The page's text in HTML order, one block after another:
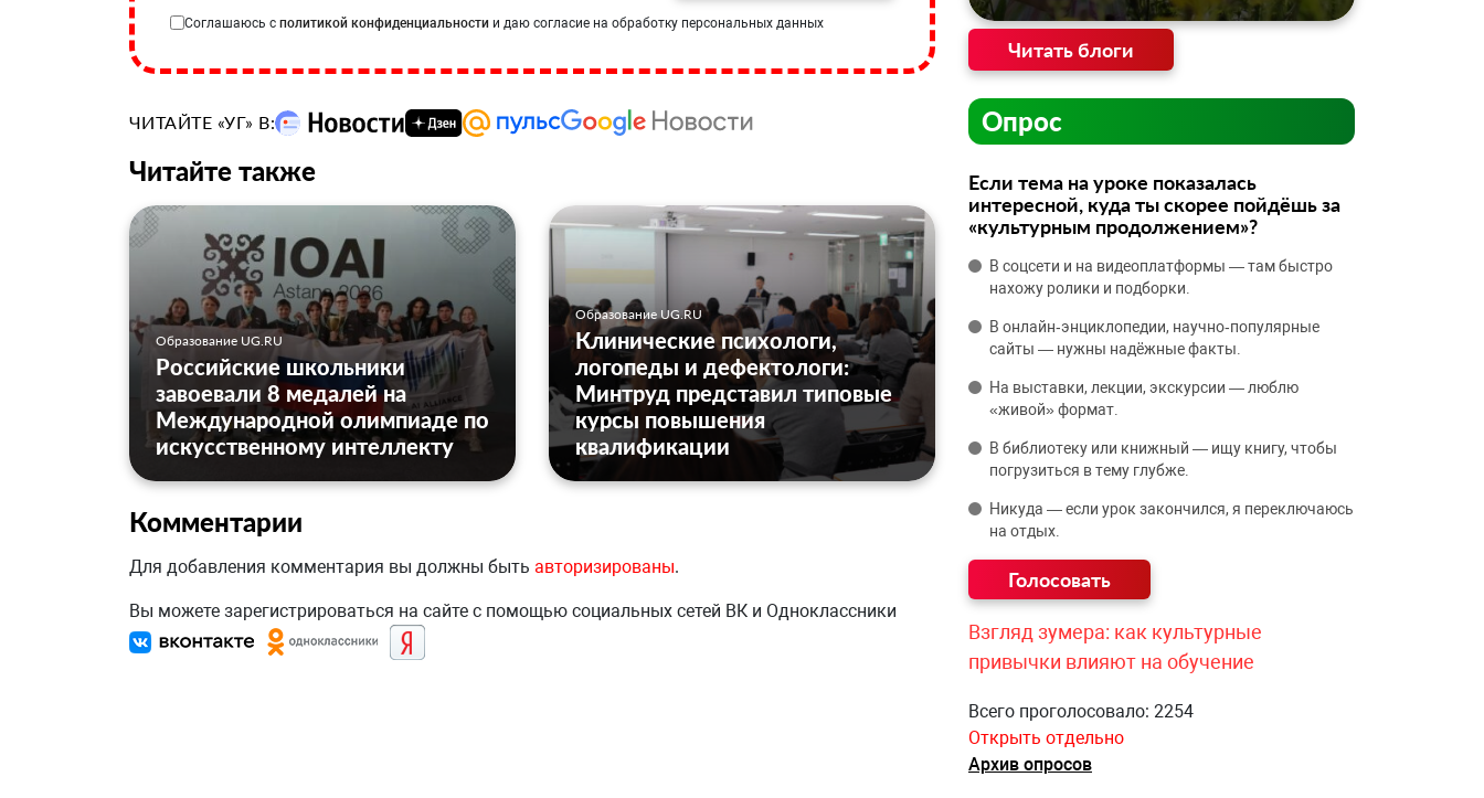
Соглашаюсь с политикой конфиденциальности и даю согласие на обработку персональных данных
ЧИТАЙТЕ «УГ» В:
Читайте также
Образование UG.RU
Российские школьники
завоевали 8 медалей на
Международной олимпиаде по
искусственному интеллекту
Образование UG.RU
Клинические психологи,
логопеды и дефектологи:
Минтруд представил типовые
курсы повышения
квалификации
Комментарии
Для добавления комментария вы должны быть авторизированы.
Вы можете зарегистрироваться на сайте с помощью социальных сетей ВК и Одноклассники
Читать блоги
Опрос
Если тема на уроке показалась
интересной, куда ты скорее пойдёшь за
«культурным продолжением»?
В соцсети и на видеоплатформы — там быстро
нахожу ролики и подборки.
В онлайн‑энциклопедии, научно‑популярные
сайты — нужны надёжные факты.
На выставки, лекции, экскурсии — люблю
«живой» формат.
В библиотеку или книжный — ищу книгу, чтобы
погрузиться в тему глубже.
Никуда — если урок закончился, я переключаюсь
на отдых.
Взгляд зумера: как культурные
привычки влияют на обучение
Всего проголосовало: 2254
Открыть отдельно
Архив опросов